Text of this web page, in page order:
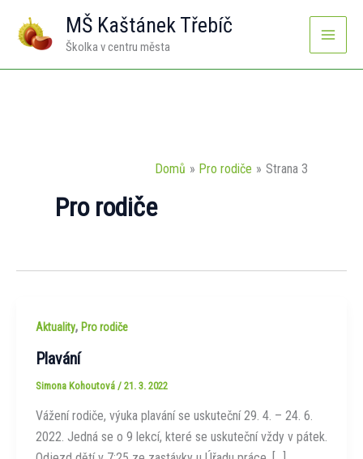
obsah
MŠ Kaštánek Třebíč
Školka v centru města
Domů Pro rodiče Strana 3
Pro rodiče
Aktuality, Pro rodiče
Plavání
Simona Kohoutová / 21. 3. 2022
Vážení rodiče, výuka plavání se uskuteční 29. 4. – 24. 6.
2022. Jedná se o 9 lekcí, které se uskuteční vždy v pátek.